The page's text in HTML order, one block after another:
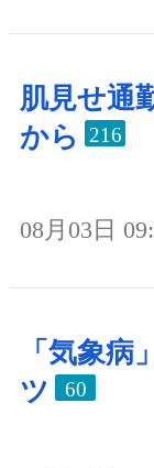
肌見せ通
から
216
08月03日
「気象病
ツ
60